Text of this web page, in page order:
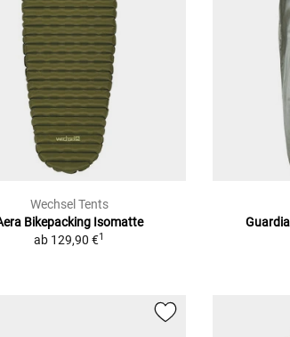
Wechsel Tents
Bikepacking Isomatte
ab 129,90 €1